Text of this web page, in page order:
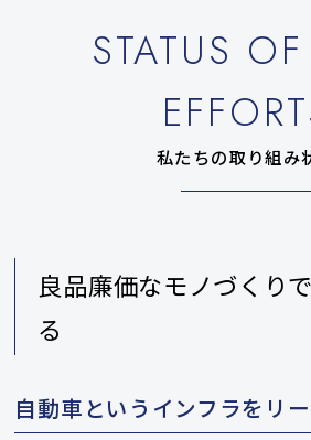
STATUS
私たちの取り組み
良品廉価なモノづくり
る
自動車というインフラをリ